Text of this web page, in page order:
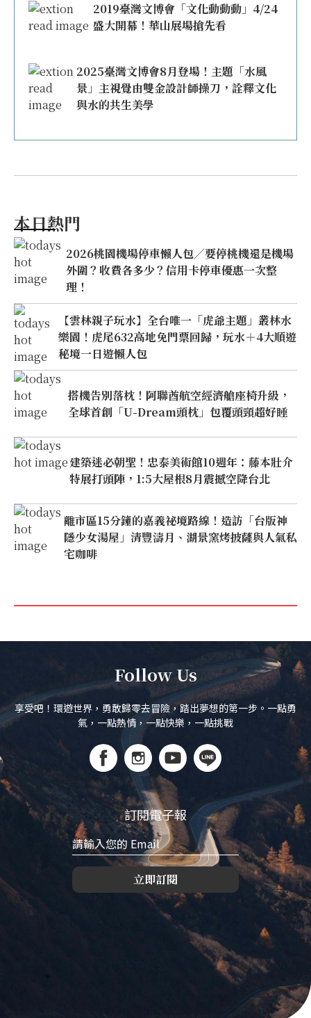
2019臺灣文博會「文化動動動」4/24
盛大開幕！華山展場搶先看
2025臺灣文博會8月登場！主題「水風
景」主視覺由雙金設計師操刀，詮釋文化
與水的共生美學
本日熱門
2026桃園機場停車懶人包／要停桃機還是機場
外圍？收費各多少？信用卡停車優惠一次整
理！
【雲林親子玩水】全台唯一「虎爺主題」叢林水
樂園！虎尾632高地免門票回歸，玩水＋4大順遊
秘境一日遊懶人包
搭機告別落枕！阿聯酋航空經濟艙座椅升級，
全球首創「U-Dream頭枕」包覆頭頸超好睡
建築迷必朝聖！忠泰美術館10週年：藤本壯介
特展打頭陣，1:5大屋根8月震撼空降台北
離市區15分鐘的嘉義祕境路線！造訪「台版神
隱少女湯屋」清豐濤月、湖景窯烤披薩與人氣私
宅咖啡
Follow Us
享受吧！環遊世界，勇敢歸零去冒險，踏出夢想的第一步。一點勇
氣，一點熱情，一點快樂，一點挑戰
訂閱電子報
立即訂閱